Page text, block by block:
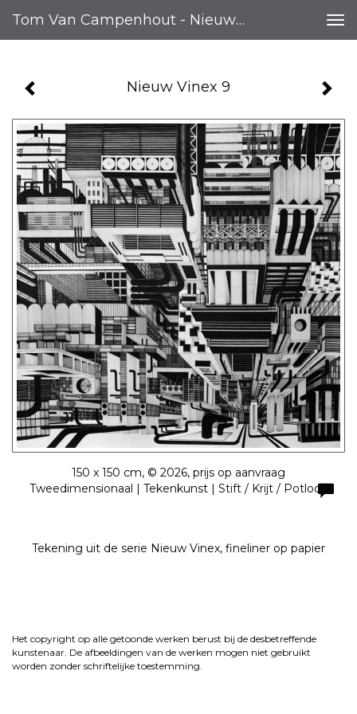
Tom Van Campenhout - Nieuw Vinex 9
Nieuw Vinex 9
150 x 150 cm, © 2026, prijs op aanvraag
Tweedimensionaal | Tekenkunst | Stift / Krijt / Potlood
Tekening uit de serie Nieuw Vinex, fineliner op papier
Het copyright op alle getoonde werken berust bij de desbetreffende
kunstenaar. De afbeeldingen van de werken mogen niet gebruikt
worden zonder schriftelijke toestemming.